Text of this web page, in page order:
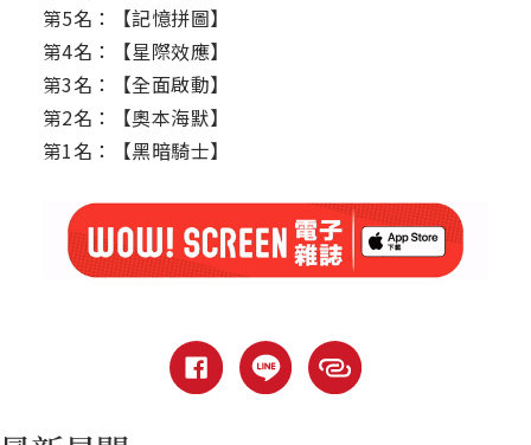
第5名：【記憶拼圖】
第4名：【星際效應】
第3名：【全面啟動】
第2名：【奧本海默】
第1名：【黑暗騎士】